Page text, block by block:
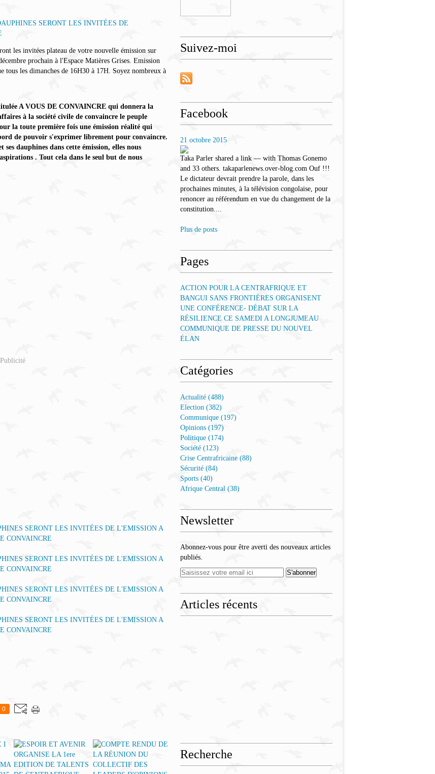
les invitées plateau de votre nouvelle émission sur
prochain à l'Espace Matières Grises. Emission
tous les dimanches de 16H30 à 17H. Soyez nombreux à
A VOUS DE CONVAINCRE qui donnera la
à la société civile de convaincre le peuple
la toute première fois une émission réalité qui
de pouvoir s'exprimer librement pour convaincre.
dauphines dans cette émission, elles nous
. Tout cela dans le seul but de nous
Publicité
0
Suivez-moi
Facebook
21 octobre 2015
Taka Parler shared a link — with Thomas Gonemo
and 33 others. takaparlenews.over-blog.com Ouf !!!
Le dictateur devrait prendre la parole, dans les
prochaines minutes, à la télévision congolaise, pour
renoncer au référendum en vue du changement de la
constitution....
Plus de posts
Pages
ACTION POUR LA CENTRAFRIQUE ET
BANGUI SANS FRONTIÈRES ORGANISENT
UNE CONFÉRENCE- DÉBAT SUR LA
RÉSILIENCE CE SAMEDI A LONGJUMEAU
COMMUNIQUE DE PRESSE DU NOUVEL
ÉLAN
Catégories
Actualité (488)
Election (382)
Communique (197)
Opinions (197)
Politique (174)
Société (123)
Crise Centrafricaine (88)
Sécurité (84)
Sports (40)
Afrique Central (38)
Newsletter
Abonnez-vous pour être averti des nouveaux articles
publiés.
Articles récents
Recherche